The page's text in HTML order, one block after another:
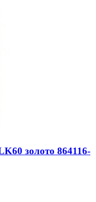
золото 864116-